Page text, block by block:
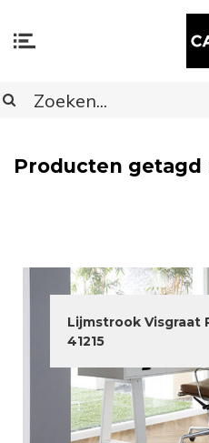
Producten getagd
Lijmstrook Visgraat
41215